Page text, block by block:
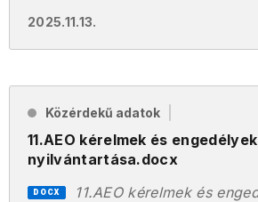
2025.11.13.
Közérdekű adatok
11.AEO kérelmek és engedélyek
nyilvántartása.docx
DOCX